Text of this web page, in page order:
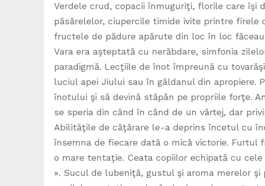
Verdele crud, copacii înmuguriţi, florile care
păsărelelor, ciupercile timide ivite printre firele
fructele de pădure apărute din loc în loc
Vara era aşteptată cu nerăbdare, simfonia
paradigmă. Lecţiile de înot împreună cu
luciul apei Jiului sau în gâldanul din apropiere.
înotului şi să devină stăpân pe propriile forţe.
se speria din când în când de un vârtej, dar
Abilităţile de căţărare le-a deprins încetul cu
însemna de fiecare dată o mică victorie. Furtul
o mare tentaţie. Ceata copiilor echipată cu
». Sucul de lubeniţă, gustul şi aroma merelor